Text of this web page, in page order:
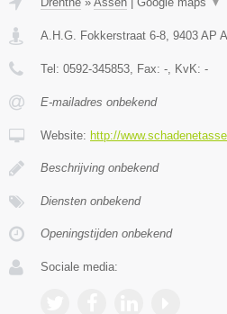
A.H.G. Fokkerstraat 6-8, 9403 AP
Tel: 0592-345853, Fax: -, KvK: -
E-mailadres onbekend
Website: http://
Beschrijving onbekend
Diensten onbekend
Openingstijden onbekend
Sociale media: